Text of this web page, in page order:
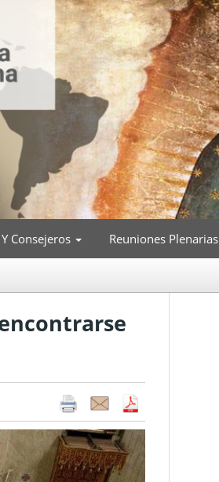
Consejeros Reuniones Plenarias